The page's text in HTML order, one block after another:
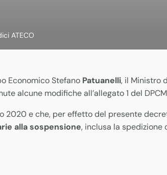
ATECO
Economico Stefano Patuanelli, il Ministro
alcune modifiche all’allegato 1 del
2020 e che, per effetto del presente
alla sospensione, inclusa la spedizione